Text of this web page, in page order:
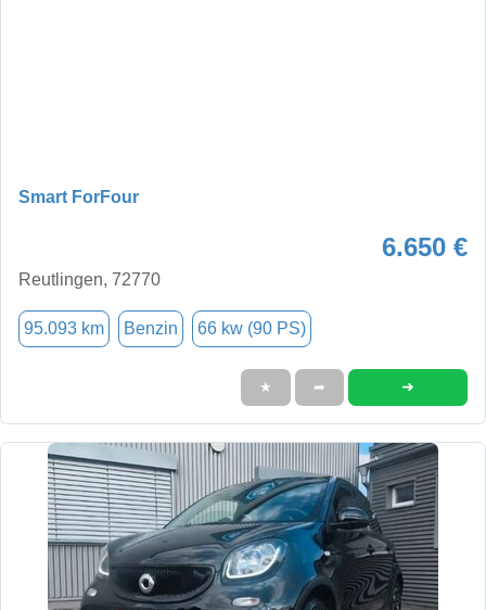
Smart ForFour
6.650 €
Reutlingen, 72770
95.093 km Benzin 66 kw (90 PS)
★ ➦ ➜